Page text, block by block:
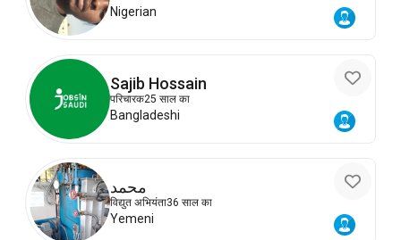
Nigerian
Sajib Hossain
परिचारक25 साल का
Bangladeshi
محمد
विद्युत अभियंता36 साल का
Yemeni